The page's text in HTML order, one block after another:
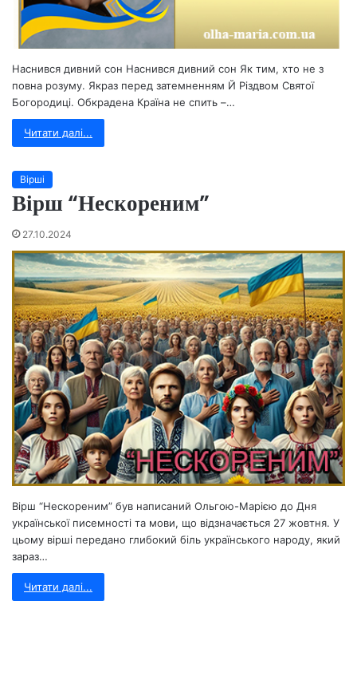
Наснився дивний сон Наснився дивний сон Як тим, хто не з
повна розуму. Якраз перед затемненням Й Різдвом Святої
Богородиці. Обкрадена Країна не спить –…
Читати далі...
Вірші
Вірш “Нескореним”
27.10.2024
Вірш “Нескореним” був написаний Ольгою-Марією до Дня
української писемності та мови, що відзначається 27 жовтня. У
цьому вірші передано глибокий біль українського народу, який
зараз…
Читати далі...